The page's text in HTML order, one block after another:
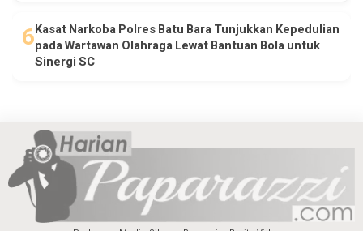
Kasat Narkoba Polres Batu Bara Tunjukkan Kepedulian
pada Wartawan Olahraga Lewat Bantuan Bola untuk
Sinergi SC